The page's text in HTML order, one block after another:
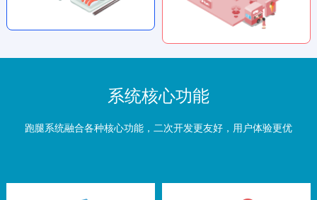
系统核心功能
跑腿系统融合各种核心功能，二次开发更友好，用户体验更优